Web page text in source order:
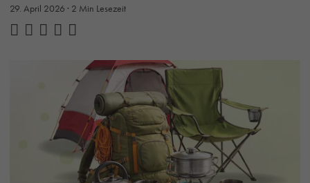
29. April 2026 · 2 Min Lesezeit